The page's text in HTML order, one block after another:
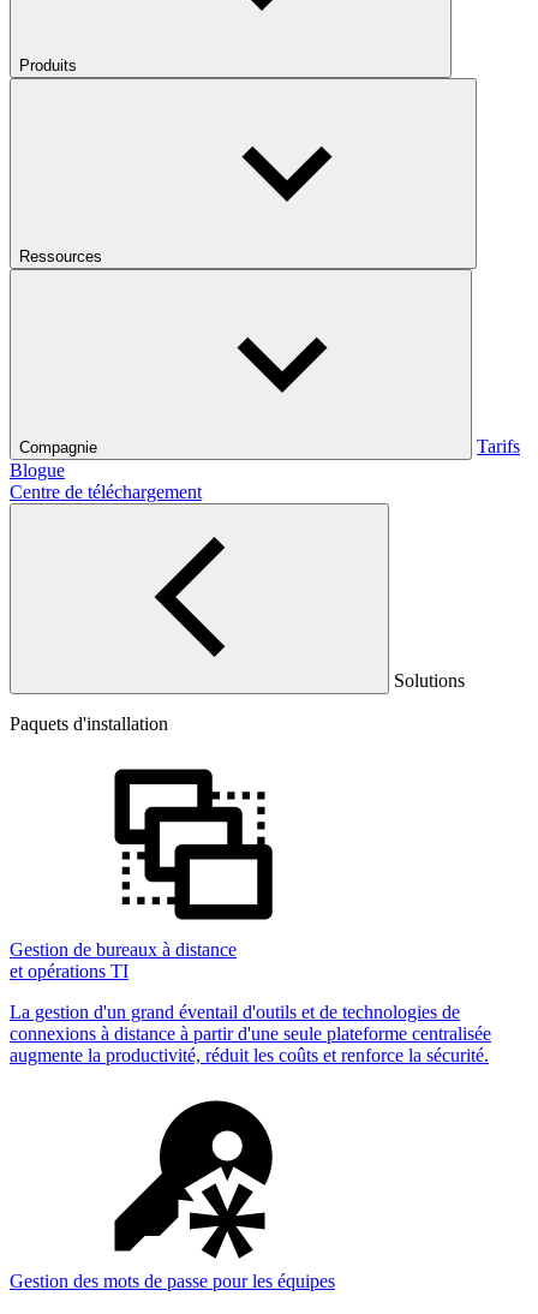
Produits
Ressources
Compagnie
Tarifs
Blogue
Centre de téléchargement
Solutions
Paquets d'installation
Gestion de bureaux à distance
et opérations TI
La gestion d'un grand éventail d'outils et de technologies de
connexions à distance à partir d'une seule plateforme centralisée
augmente la productivité, réduit les coûts et renforce la sécurité.
Gestion des mots de passe pour les équipes